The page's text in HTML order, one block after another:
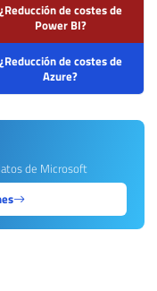
¿Reducción de costes de
Power BI?
¿Reducción de costes de
Azure?
de Microsoft